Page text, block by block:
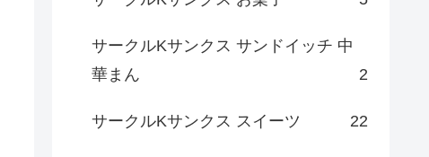
サークルKサンクス サンドイッチ 中
華まん
2
サークルKサンクス スイーツ 22